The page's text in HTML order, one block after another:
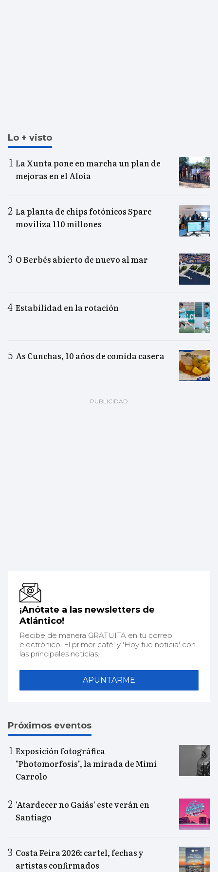
Lo + visto
La Xunta pone en marcha un plan de
mejoras en el Aloia
La planta de chips fotónicos Sparc
moviliza 110 millones
O Berbés abierto de nuevo al mar
Estabilidad en la rotación
As Cunchas, 10 años de comida casera
¡Anótate a las newsletters de
Atlántico!
Recibe de manera GRATUITA en tu correo
electrónico 'El primer café' y 'Hoy fue noticia' con
las principales noticias.
APUNTARME
Próximos eventos
Exposición fotográfica
"Photomorfosis", la mirada de Mimi
Carrolo
‘Atardecer no Gaiás’ este verán en
Santiago
Costa Feira 2026: cartel, fechas y
artistas confirmados